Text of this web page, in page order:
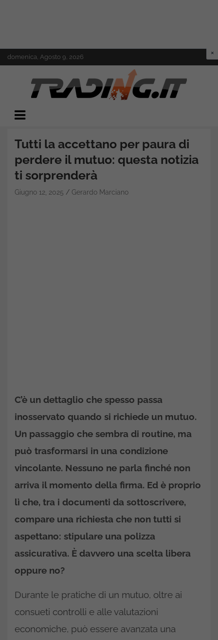
Skip
to
domenica, Agosto 9, 2026
Trading.it
Tutti la accettano per paura di
perdere il mutuo: questa notizia
ti sorprenderà
Giugno 12, 2025 Gerardo Marciano
C’è un dettaglio che spesso passa
inosservato quando si richiede un mutuo.
Un passaggio che sembra di routine, ma
può trasformarsi in una condizione
vincolante. Nessuno ne parla finché non
arriva il momento della firma. Ed è proprio
lì che, tra i documenti da sottoscrivere,
compare una richiesta che non tutti si
aspettano: stipulare una polizza
assicurativa. È davvero una scelta libera
oppure no?
Durante le pratiche di un mutuo, oltre ai
consueti controlli e alle valutazioni
economiche, può essere avanzata una